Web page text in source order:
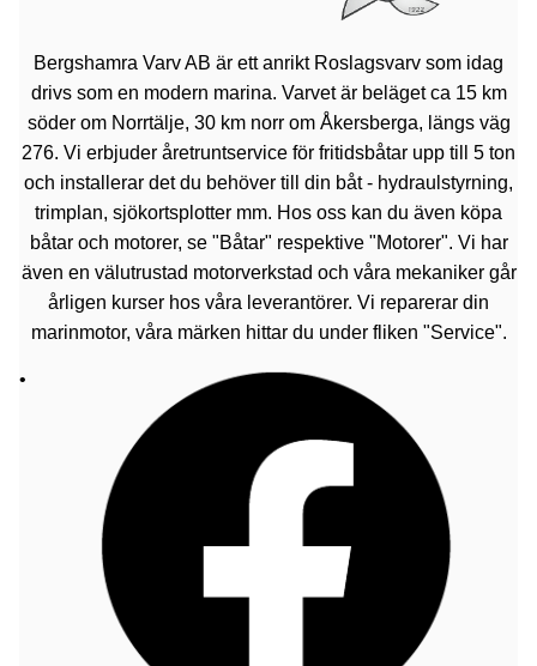
Bergshamra Varv AB är ett anrikt Roslagsvarv som idag
drivs som en modern marina. Varvet är beläget ca 15 km
söder om Norrtälje, 30 km norr om Åkersberga, längs väg
276. Vi erbjuder åretruntservice för fritidsbåtar upp till 5 ton
och installerar det du behöver till din båt - hydraulstyrning,
trimplan, sjökortsplotter mm. Hos oss kan du även köpa
båtar och motorer, se "Båtar" respektive "Motorer". Vi har
även en välutrustad motorverkstad och våra mekaniker går
årligen kurser hos våra leverantörer. Vi reparerar din
marinmotor, våra märken hittar du under fliken "Service".